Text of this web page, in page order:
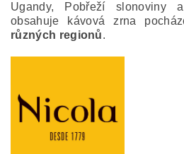
Ugandy, Pobřeží slonoviny
obsahuje kávová zrna
různých regionů.